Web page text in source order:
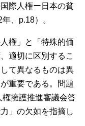
際人権ー日本の貧
、p.18）。
権」と「特殊的価
適切に区別するこ
て異なるものは異
重要である。問題
擁護推進審議会答
」の欠如を指摘し